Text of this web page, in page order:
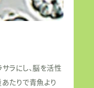
ラにし、脳を活性
たりで青魚より